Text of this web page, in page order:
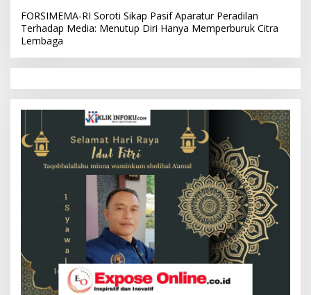
FORSIMEMA-RI Soroti Sikap Pasif Aparatur Peradilan
Terhadap Media: Menutup Diri Hanya Memperburuk Citra
Lembaga